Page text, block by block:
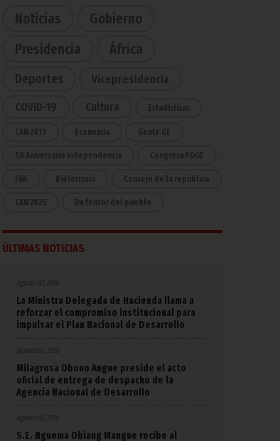
Noticias
Gobierno
Presidencia
África
Deportes Vicepresidencia
COVID-19 Cultura Estadísticas
CAN 2015 Economía Gente GE
50 Aniversario Independencia CongresoPDGE
FIJA Bielorrusia Consejo de la república
CAN 2025 Defensor del pueblo
ÚLTIMAS NOTICIAS
agosto 07, 2026
La Ministra Delegada de Hacienda llama a
reforzar el compromiso institucional para
impulsar el Plan Nacional de Desarrollo
agosto 07, 2026
Milagrosa Obono Angue preside el acto
oficial de entrega de despacho de la
Agencia Nacional de Desarrollo
agosto 07, 2026
S.E. Nguema Obiang Mangue recibe al